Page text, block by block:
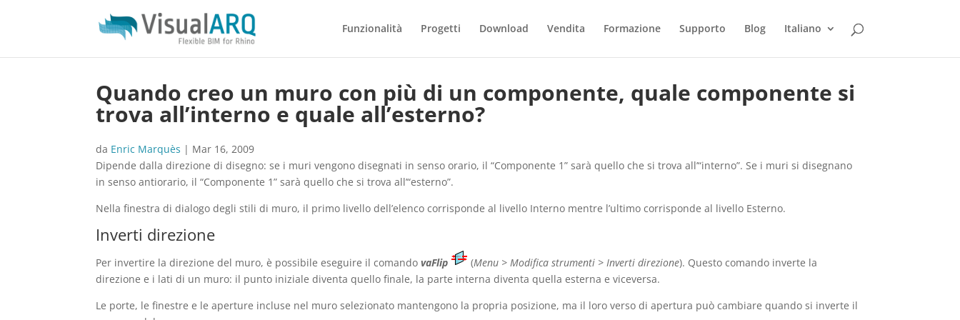
Funzionalità Progetti Download Vendita Formazione Supporto Blog Italiano
Quando creo un muro con più di un componente, quale componente si
trova all’interno e quale all’esterno?
da Enric Marquès | Mar 16, 2009
Dipende dalla direzione di disegno: se i muri vengono disegnati in senso orario, il “Componente 1” sarà quello che si trova all’“interno”. Se i muri si disegnano
in senso antiorario, il “Componente 1” sarà quello che si trova all’“esterno”.
Nella finestra di dialogo degli stili di muro, il primo livello dell’elenco corrisponde al livello Interno mentre l’ultimo corrisponde al livello Esterno.
Inverti direzione
Per invertire la direzione del muro, è possibile eseguire il comandovaFlip (Menu > Modifica strumenti > Inverti direzione). Questo comando inverte la
direzione e i lati di un muro: il punto iniziale diventa quello finale, la parte interna diventa quella esterna e viceversa.
Le porte, le finestre e le aperture incluse nel muro selezionato mantengono la propria posizione, ma il loro verso di apertura può cambiare quando si inverte il